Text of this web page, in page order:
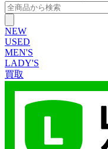
NEW
USED
MEN'S
LADY'S
買取